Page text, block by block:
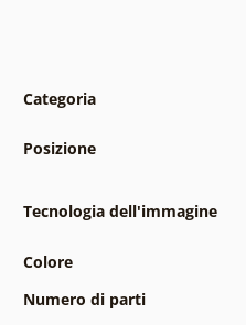
Categoria
Posizione
Tecnologia dell'immagine
Colore
Numero di parti